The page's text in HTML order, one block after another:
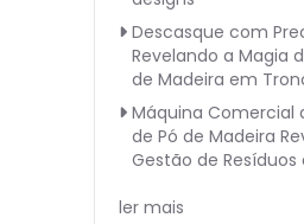
Descasque com
Revelando a Magia
de Madeira em
Máquina Comercial
de Pó de Madeira
Gestão de Resíduos
ler mais